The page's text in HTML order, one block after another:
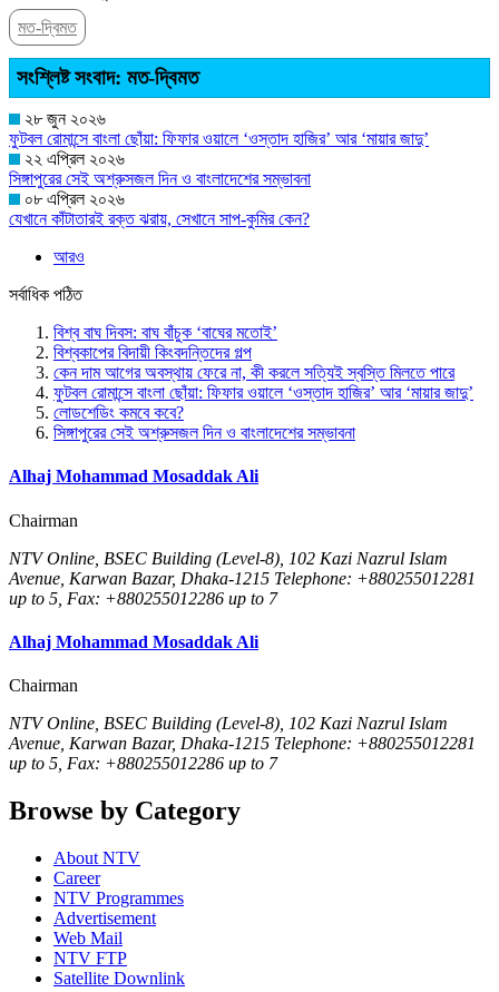
মত-দ্বিমত
সংশ্লিষ্ট সংবাদ: মত-দ্বিমত
২৮ জুন ২০২৬
ফুটবল রোমান্সে বাংলা ছোঁয়া: ফিফার ওয়ালে ‘ওস্তাদ হাজির’ আর ‘মায়ার জাদু’
২২ এপ্রিল ২০২৬
সিঙ্গাপুরের সেই অশ্রুসজল দিন ও বাংলাদেশের সম্ভাবনা
০৮ এপ্রিল ২০২৬
যেখানে কাঁটাতারই রক্ত ঝরায়, সেখানে সাপ-কুমির কেন?
আরও
সর্বাধিক পঠিত
বিশ্ব বাঘ দিবস: বাঘ বাঁচুক ‘বাঘের মতোই’
বিশ্বকাপের বিদায়ী কিংবদন্তিদের গল্প
কেন দাম আগের অবস্থায় ফেরে না, কী করলে সত্যিই স্বস্তি মিলতে পারে
ফুটবল রোমান্সে বাংলা ছোঁয়া: ফিফার ওয়ালে ‘ওস্তাদ হাজির’ আর ‘মায়ার জাদু’
লোডশেডিং কমবে কবে?
সিঙ্গাপুরের সেই অশ্রুসজল দিন ও বাংলাদেশের সম্ভাবনা
Alhaj Mohammad Mosaddak Ali
Chairman
NTV Online, BSEC Building (Level-8), 102 Kazi Nazrul Islam
Avenue, Karwan Bazar, Dhaka-1215 Telephone: +880255012281
up to 5, Fax: +880255012286 up to 7
Alhaj Mohammad Mosaddak Ali
Chairman
NTV Online, BSEC Building (Level-8), 102 Kazi Nazrul Islam
Avenue, Karwan Bazar, Dhaka-1215 Telephone: +880255012281
up to 5, Fax: +880255012286 up to 7
Browse by Category
About NTV
Career
NTV Programmes
Advertisement
Web Mail
NTV FTP
Satellite Downlink